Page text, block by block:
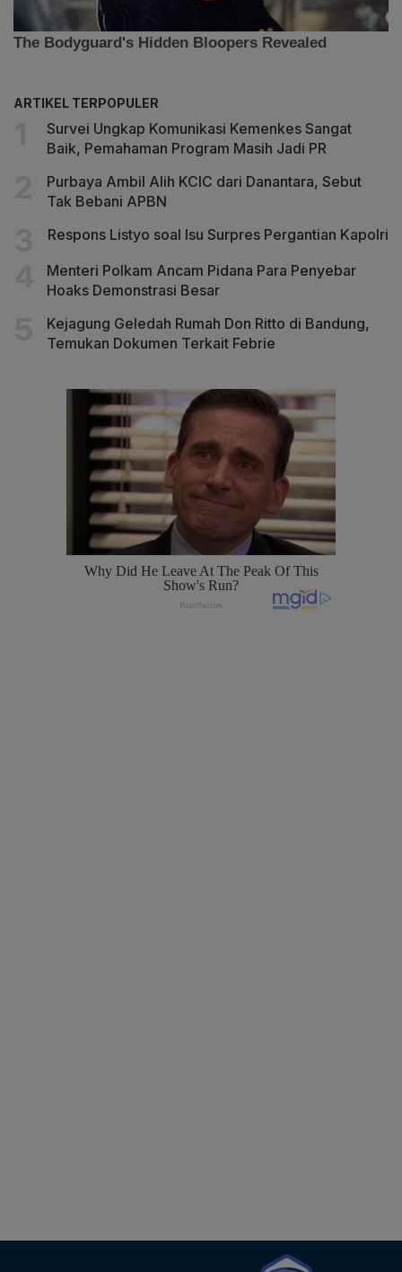
ARTIKEL TERPOPULER
Survei Ungkap Komunikasi Kemenkes Sangat
Baik, Pemahaman Program Masih Jadi PR
Purbaya Ambil Alih KCIC dari Danantara, Sebut
Tak Bebani APBN
Respons Listyo soal Isu Surpres Pergantian Kapolri
Menteri Polkam Ancam Pidana Para Penyebar
Hoaks Demonstrasi Besar
Kejagung Geledah Rumah Don Ritto di Bandung,
Temukan Dokumen Terkait Febrie